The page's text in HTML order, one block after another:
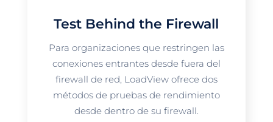
Test Behind the Firewall
Para organizaciones que restringen las
conexiones entrantes desde fuera del
firewall de red, LoadView ofrece dos
métodos de pruebas de rendimiento
desde dentro de su firewall.